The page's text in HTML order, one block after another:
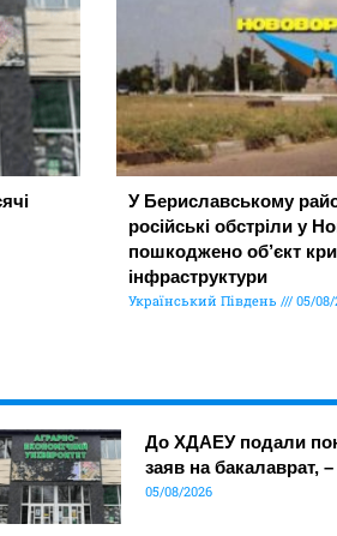
У Бериславському
російські обстріли у
пошкоджено об’єкт
інфраструктури
Український Південь 05/08/
До ХДАЕУ подали
заяв на бакалаврат,
05/08/2026